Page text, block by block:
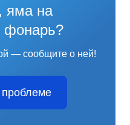
яма на
фонарь?
— сообщите о ней!